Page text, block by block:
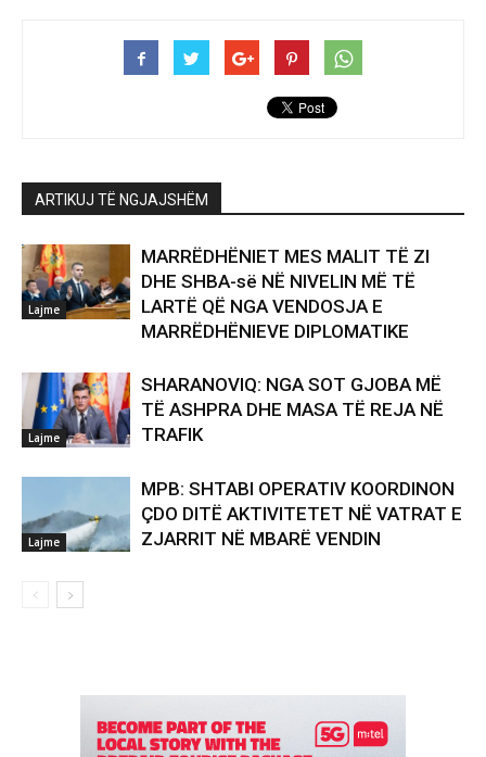
ARTIKUJ TË NGJAJSHËM
Lajme
MARRËDHËNIET MES MALIT TË ZI
DHE SHBA-së NË NIVELIN MË TË
LARTË QË NGA VENDOSJA E
MARRËDHËNIEVE DIPLOMATIKE
Lajme
SHARANOVIQ: NGA SOT GJOBA MË
TË ASHPRA DHE MASA TË REJA NË
TRAFIK
Lajme
MPB: SHTABI OPERATIV KOORDINON
ÇDO DITË AKTIVITETET NË VATRAT E
ZJARRIT NË MBARË VENDIN